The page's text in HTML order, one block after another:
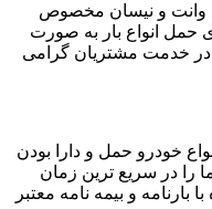
وانت و نیسان مخصوص
انواع بار به صورت
در خدمت مشتریان گرامی
خودرو حمل و دارا بودن
را در سریع ترین زمان
بارنامه و بیمه نامه معتبر